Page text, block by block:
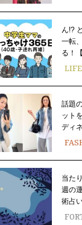
ん!?
一転
る！
話題
ット
ディ
当た
週の
術占